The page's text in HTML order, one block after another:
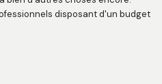
disposant d'un budget